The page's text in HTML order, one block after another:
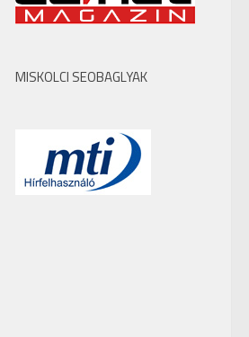
MISKOLCI SEOBAGLYAK